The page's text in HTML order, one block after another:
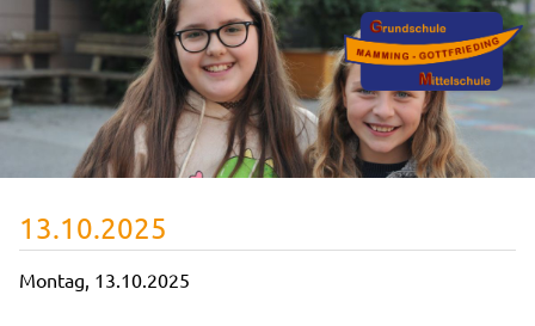
13.10.2025
Montag, 13.10.2025